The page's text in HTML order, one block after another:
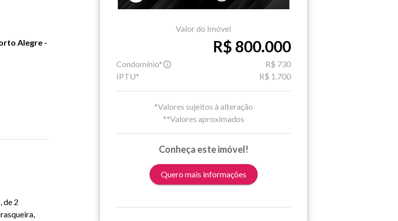
Alegre -
de 2
Valor do Imóvel
R$ 800.000
Condomínio*
R$ 730
IPTU*
R$ 1.700
*Valores sujeitos à alteração
**Valores aproximados
Conheça este imóvel!
Quero mais informações